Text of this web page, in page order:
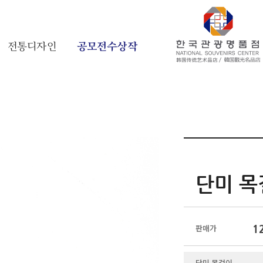
전통디자인 공모전수상작
단미
판매가